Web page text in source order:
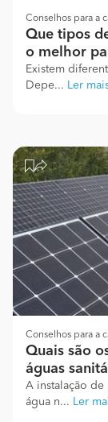
Conselhos para a
Que tipos
o melhor
Existem
Depe... Ler
Conselhos para a
Quais são
águas
A instalação
água n... Ler